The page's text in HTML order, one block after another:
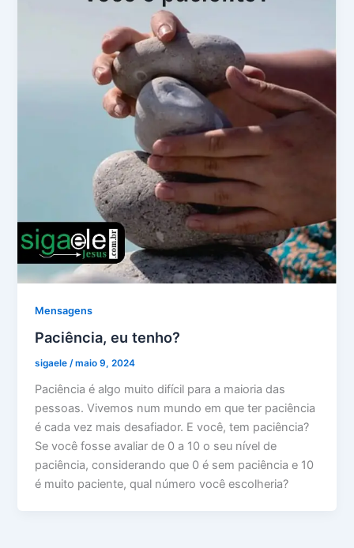
Mensagens
Paciência, eu tenho?
sigaele/maio 9, 2024
Paciência é algo muito difícil para a maioria das
pessoas. Vivemos num mundo em que ter paciência
é cada vez mais desafiador. E você, tem paciência?
Se você fosse avaliar de 0 a 10 o seu nível de
paciência, considerando que 0 é sem paciência e 10
é muito paciente, qual número você escolheria?